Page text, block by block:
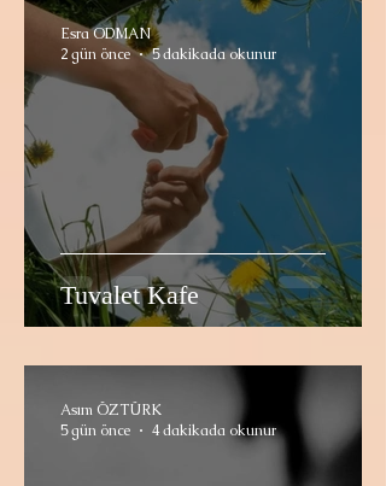
Tuvalet Kafe
Esra ODMAN
2 gün önce
5 dakikada okunur
Asım ÖZTÜRK
5 gün önce
4 dakikada okunur